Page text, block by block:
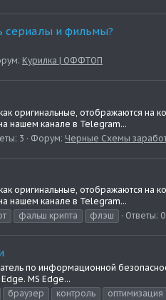
сериалы и фильмы?
Курилка | ОФФТОП
оригинальные, отображаются
нашем канале в Telegram...
3 Форум: Черные Схемы
оригинальные, отображаются
нашем канале в Telegram...
фальш крипта флэш Ответы: 0
по информационной
MS Edge...
браузер контроль оптимизация